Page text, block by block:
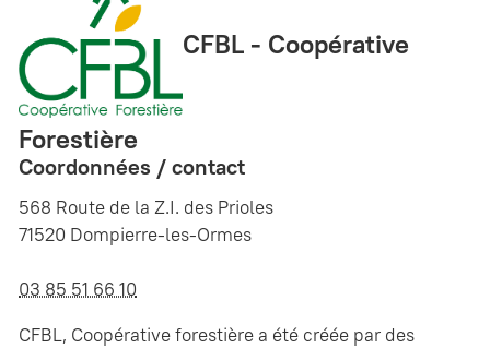
CFBL - Coopérative
Forestière
Coordonnées / contact
568 Route de la Z.I. des Prioles
71520 Dompierre-les-Ormes
03 85 51 66 10
CFBL, Coopérative forestière a été créée par des